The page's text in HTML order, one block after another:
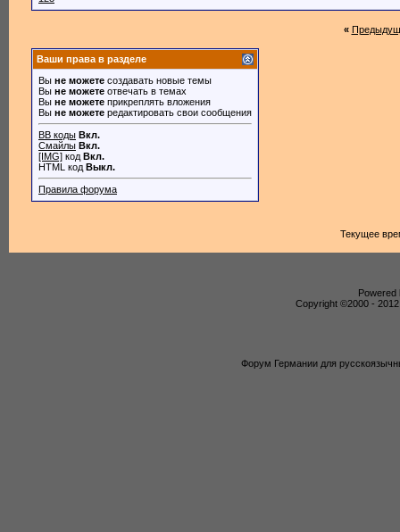
«
Ваши права в разделе
Вы не можете создавать новые темы
Вы не можете отвечать в темах
Вы не можете прикреплять вложения
Вы не можете редактировать свои сообщения
BB коды Вкл.
Смайлы Вкл.
[IMG] код Вкл.
HTML код Выкл.
Правила форума
Текущее
Powered
Copyright ©2000 -
Форум Германии для